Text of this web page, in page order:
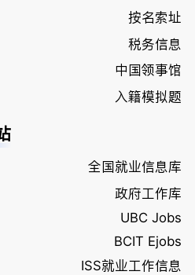
按名索址
税务信息
中国领事馆
入籍模拟题
全国就业信息库
政府工作库
UBC Jobs
BCIT Ejobs
ISS就业工作信息